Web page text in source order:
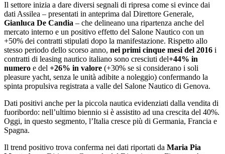
Il settore inizia a dare diversi segnali di ripresa come si evince dai
dati Assilea – presentati in anteprima dal Direttore Generale,
Gianluca De Candia – che delineano una ripartenza anche del
mercato interno e un positivo effetto del Salone Nautico con un
+50% dei contratti stipulati dopo la manifestazione. Rispetto allo
stesso periodo dello scorso anno, nei primi cinque mesi del 2016 i
contratti di leasing nautico italiano sono cresciuti del+44% in
numero e del +26% in valore (+30% se si considerano i soli
pleasure yacht, senza le unità adibite a noleggio) confermando la
spinta propulsiva registrata a valle del Salone Nautico di Genova.
Dati positivi anche per la piccola nautica evidenziati dalla vendita di
fuoribordo: nell’ultimo biennio si è assistito ad una crescita del 40%.
Oggi, in questo segmento, l’Italia cresce più di Germania, Francia e
Spagna.
Il trend positivo trova conferma nei dati riportati da Maria Pia